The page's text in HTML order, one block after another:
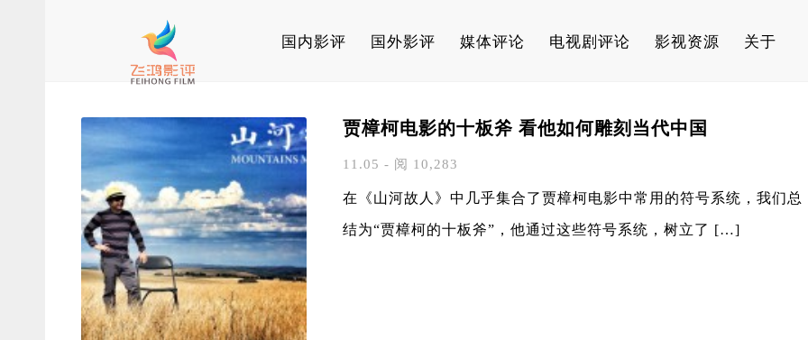
国内影评 国外影评 媒体评论 电视剧评论 影视资源 关于
贾樟柯电影的十板斧 看他如何雕刻当代中国
11.05 - 阅 10,283
在《山河故人》中几乎集合了贾樟柯电影中常用的符号系统，我们总
结为“贾樟柯的十板斧”，他通过这些符号系统，树立了 […]